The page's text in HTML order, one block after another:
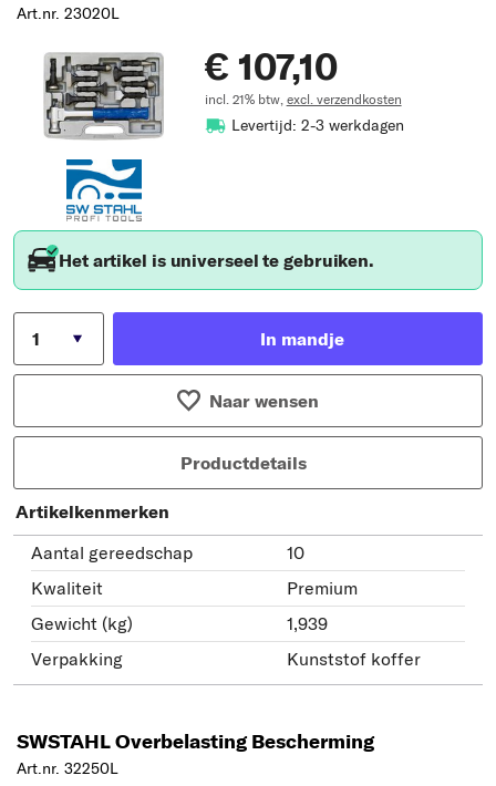
Art.nr. 23020L
€ 107,10
incl. 21% btw, excl. verzendkosten
Levertijd: 2-3 werkdagen
Het artikel is universeel te gebruiken.
In mandje
Naar wensen
Productdetails
Artikelkenmerken
Aantal gereedschap
10
Kwaliteit
Premium
Gewicht (kg)
1,939
Verpakking
Kunststof koffer
SWSTAHL Overbelasting Bescherming
Art.nr. 32250L